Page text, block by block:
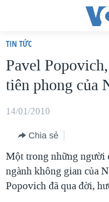
truy
cập
Tới
dung
chính
điều
hướng
chính
VIỆT NAM
HOA KỲ
BIỂN ĐÔNG
BLOG
DIỄN ĐÀN
MỤC
CHUYÊN ĐỀ
TIN TỨC
Pavel
tiên phong của
14/01/2010
Chia sẻ
Một trong những người
ngành không gian của
Popovich đã qua đời,